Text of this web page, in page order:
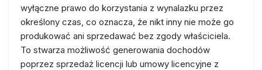
wyłączne prawo do korzystania z wynalazku przez
określony czas, co oznacza, że nikt inny nie może go
produkować ani sprzedawać bez zgody właściciela.
To stwarza możliwość generowania dochodów
poprzez sprzedaż licencji lub umowy licencyjne z